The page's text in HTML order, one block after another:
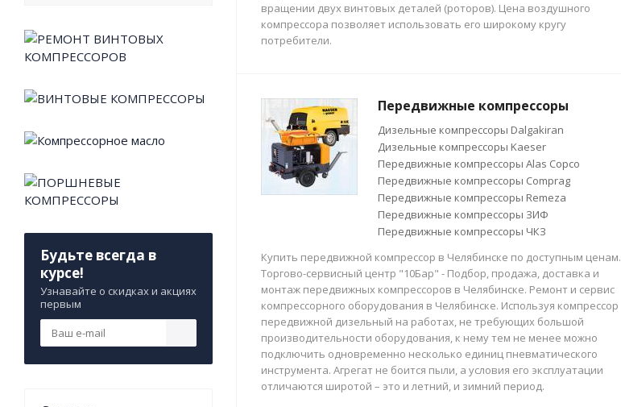
вращении двух винтовых деталей (роторов). Цена воздушного
компрессора позволяет использовать его широкому кругу
потребители.
Передвижные компрессоры
Дизельные компрессоры Dalgakiran
Дизельные компрессоры Kaeser
Передвижные компрессоры Alas Copco
Передвижные компрессоры Comprag
Передвижные компрессоры Remeza
Передвижные компрессоры ЗИФ
Передвижные компрессоры ЧКЗ
Купить передвижной компрессор в Челябинске по доступным ценам.
Торгово-сервисный центр "10Бар" - Подбор, продажа, доставка и
монтаж передвижных компрессоров в Челябинске. Ремонт и сервис
компрессорного оборудования в Челябинске. Используя компрессор
передвижной дизельный на работах, не требующих большой
производительности оборудования, к нему тем не менее можно
подключить одновременно несколько единиц пневматического
инструмента. Агрегат не боится пыли, а условия его эксплуатации
отличаются широтой – это и летний, и зимний период.
Будьте всегда в
курсе!
Узнавайте о скидках и акциях
первым